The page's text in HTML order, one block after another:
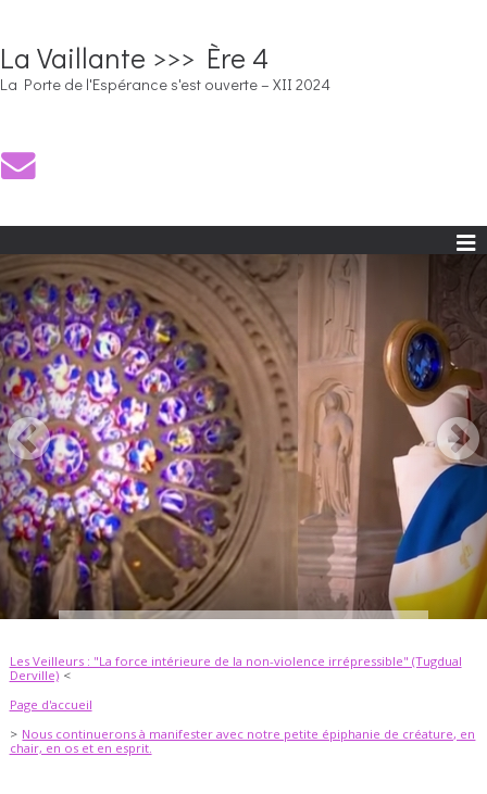
La Vaillante >>> Ère 4
La Porte de l'Espérance s'est ouverte – XII 2024
Les Veilleurs : "La force intérieure de la non-violence irrépressible" (Tugdual
Derville)
Page d'accueil
Nous continuerons à manifester avec notre petite épiphanie de créature, en
chair, en os et en esprit.